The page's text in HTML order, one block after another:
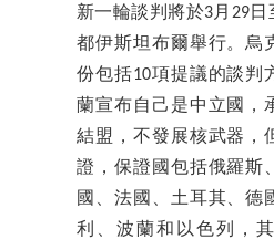
新一輪談判將於3月29
都伊斯坦布爾舉行。烏
份包括10項提議的談判
蘭宣布自己是中立國，
結盟，不發展核武器，
證，保證國包括俄羅斯
國、法國、土耳其、德
利、波蘭和以色列，